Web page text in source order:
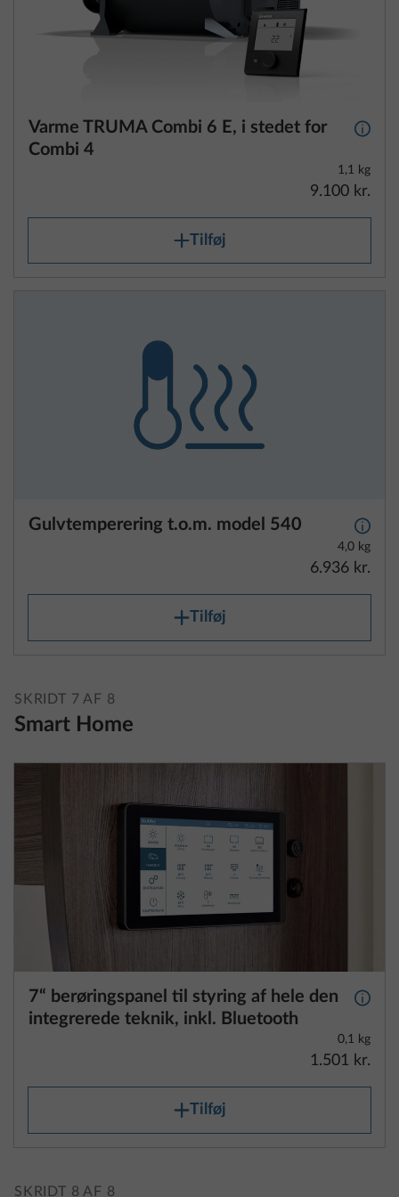
Varme TRUMA Combi 6 E, i stedet for
Combi 4
1,1 kg
9.100 kr.
Tilføj
Gulvtemperering t.o.m. model 540
4,0 kg
6.936 kr.
Tilføj
SKRIDT 7 AF 8
Smart Home
7“ berøringspanel til styring af hele den
integrerede teknik, inkl. Bluetooth
0,1 kg
1.501 kr.
Tilføj
SKRIDT 8 AF 8